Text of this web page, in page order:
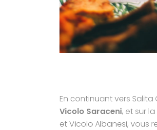
En continuant vers Salita
Vicolo Saraceni, et sur
et Vicolo Albanesi, vous